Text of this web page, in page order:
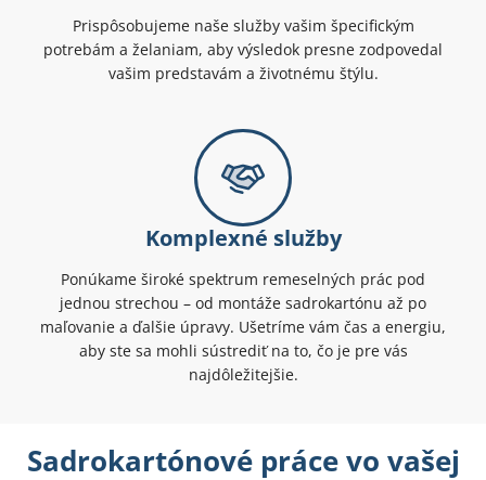
Prispôsobujeme naše služby vašim špecifickým
potrebám a želaniam, aby výsledok presne zodpovedal
vašim predstavám a životnému štýlu.
Komplexné služby
Ponúkame široké spektrum remeselných prác pod
jednou strechou – od montáže sadrokartónu až po
maľovanie a ďalšie úpravy. Ušetríme vám čas a energiu,
aby ste sa mohli sústrediť na to, čo je pre vás
najdôležitejšie.
Sadrokartónové práce vo vašej